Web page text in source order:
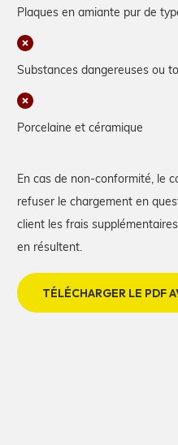
Plaques en amiante pur de
Substances dangereuses ou
Porcelaine et céramique
En cas de non-conformité, le
refuser le chargement en
client les frais
en résultent.
TÉLÉCHARGER LE PDF